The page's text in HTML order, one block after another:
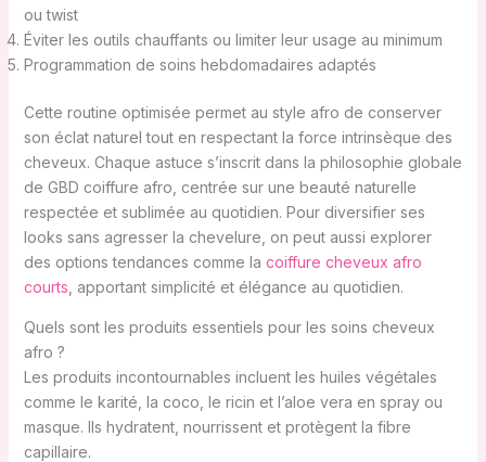
ou twist
Éviter les outils chauffants ou limiter leur usage au minimum
Programmation de soins hebdomadaires adaptés
Cette routine optimisée permet au style afro de conserver
son éclat naturel tout en respectant la force intrinsèque des
cheveux. Chaque astuce s’inscrit dans la philosophie globale
de GBD coiffure afro, centrée sur une beauté naturelle
respectée et sublimée au quotidien. Pour diversifier ses
looks sans agresser la chevelure, on peut aussi explorer
des options tendances comme la coiffure cheveux afro
courts , apportant simplicité et élégance au quotidien.
Quels sont les produits essentiels pour les soins cheveux
afro ?
Les produits incontournables incluent les huiles végétales
comme le karité, la coco, le ricin et l’aloe vera en spray ou
masque. Ils hydratent, nourrissent et protègent la fibre
capillaire.